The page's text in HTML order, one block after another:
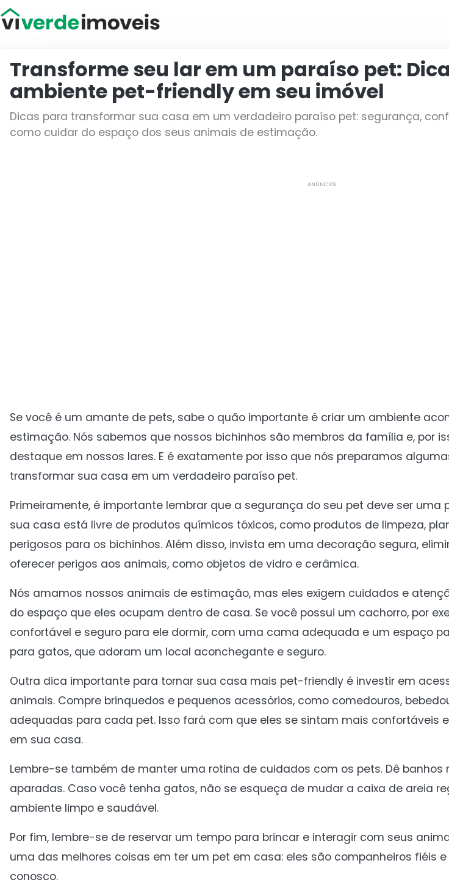
Viver de Imóveis
Transforme seu lar em um paraíso pet:
ambiente pet-friendly em seu imóvel
Dicas para transformar sua casa em um verdadeiro paraíso pet: segurança,
como cuidar do espaço dos seus animais de estimação.
ANÚNCIOS
Se você é um amante de pets, sabe o quão importante é criar um ambiente
estimação. Nós sabemos que nossos bichinhos são membros da família e, por
destaque em nossos lares. E é exatamente por isso que nós preparamos
transformar sua casa em um verdadeiro paraíso pet.
Primeiramente, é importante lembrar que a segurança do seu pet deve ser uma
sua casa está livre de produtos químicos tóxicos, como produtos de limpeza,
perigosos para os bichinhos. Além disso, invista em uma decoração segura,
oferecer perigos aos animais, como objetos de vidro e cerâmica.
Nós amamos nossos animais de estimação, mas eles exigem cuidados e
do espaço que eles ocupam dentro de casa. Se você possui um cachorro, por
confortável e seguro para ele dormir, com uma cama adequada e um espaço
para gatos, que adoram um local aconchegante e seguro.
Outra dica importante para tornar sua casa mais pet-friendly é investir em
animais. Compre brinquedos e pequenos acessórios, como comedouros,
adequadas para cada pet. Isso fará com que eles se sintam mais confortáveis
em sua casa.
Lembre-se também de manter uma rotina de cuidados com os pets. Dê
aparadas. Caso você tenha gatos, não se esqueça de mudar a caixa de areia
ambiente limpo e saudável.
Por fim, lembre-se de reservar um tempo para brincar e interagir com seus
uma das melhores coisas em ter um pet em casa: eles são companheiros fiéis
conosco.